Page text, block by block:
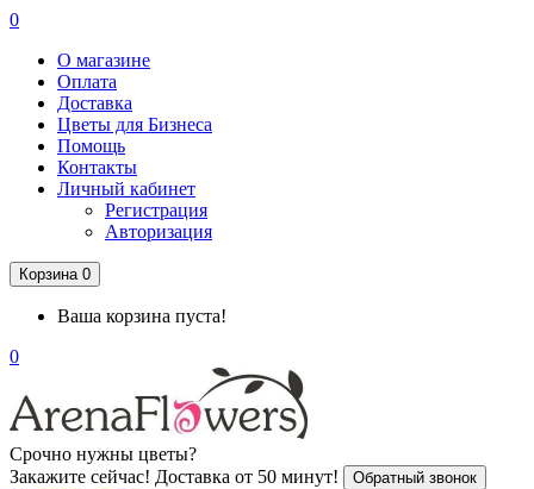
0
О магазине
Оплата
Доставка
Цветы для Бизнеса
Помощь
Контакты
Личный кабинет
Регистрация
Авторизация
Корзина 0
Ваша корзина пуста!
0
Срочно нужны цветы?
Закажите сейчас! Доставка от 50 минут!
Обратный звонок